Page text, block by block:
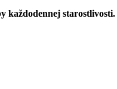
každodennej starostlivosti.